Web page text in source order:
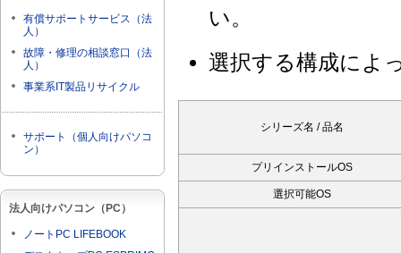
有償サポートサービス（法
人）
故障・修理の相談窓口（法
人）
事業系IT製品リサイクル
サポート（個人向けパソコ
ン）
法人向けパソコン（PC）
ノートPC LIFEBOOK
い。
選択する構成によ
シリーズ名 / 品名
プリインストールOS
選択可能OS